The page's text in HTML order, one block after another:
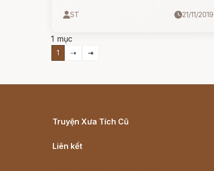
ST 21/11/2019
1 mục
1 ⇢ ⇥
Truyện Xưa Tích Cũ
Liên kết